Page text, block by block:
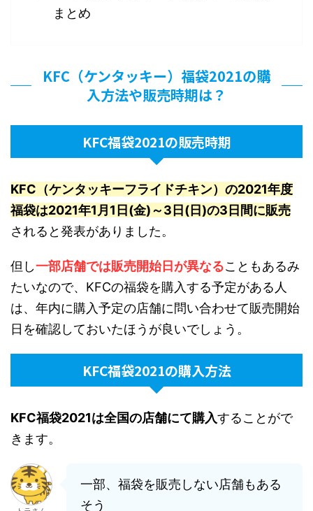
まとめ
KFC（ケンタッキー）福袋2021の購
入方法や販売時期は？
KFC福袋2021の販売時期
KFC（ケンタッキーフライドチキン）の2021年度
福袋は2021年1月1日(金)～3日(日)の3日間に販売
されると発表がありました。
但し一部店舗では販売開始日が異なることもあるみ
たいなので、KFCの福袋を購入する予定がある人
は、年内に購入予定の店舗に問い合わせて販売開始
日を確認しておいたほうが良いでしょう。
KFC福袋2021の購入方法
KFC福袋2021は全国の店舗にて購入することがで
きます。
一部、福袋を販売しない店舗もある
そう